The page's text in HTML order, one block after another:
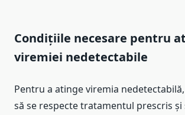
Condițiile necesare pentru
viremiei nedetectabile
Pentru a atinge viremia
să se respecte tratamentul prescris și